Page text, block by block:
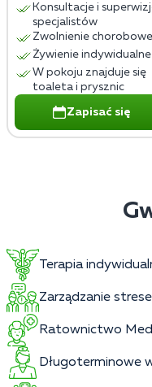
Konsultacje i
specjalistów
Zwolnienie chorobowe
Żywienie indywidualne
W pokoju znajduje się
toaleta i prysznic
Zapisać się
Terapia
Zarządzanie
Ratownictwo
Długoterminowe